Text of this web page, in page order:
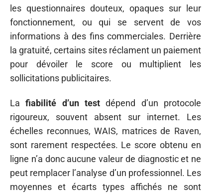
les questionnaires douteux, opaques sur leur
fonctionnement, ou qui se servent de vos
informations à des fins commerciales. Derrière
la gratuité, certains sites réclament un paiement
pour dévoiler le score ou multiplient les
sollicitations publicitaires.
Lafiabilité d’un test dépend d’un protocole
rigoureux, souvent absent sur internet. Les
échelles reconnues, WAIS, matrices de Raven,
sont rarement respectées. Le score obtenu en
ligne n’a donc aucune valeur de diagnostic et ne
peut remplacer l’analyse d’un professionnel. Les
moyennes et écarts types affichés ne sont